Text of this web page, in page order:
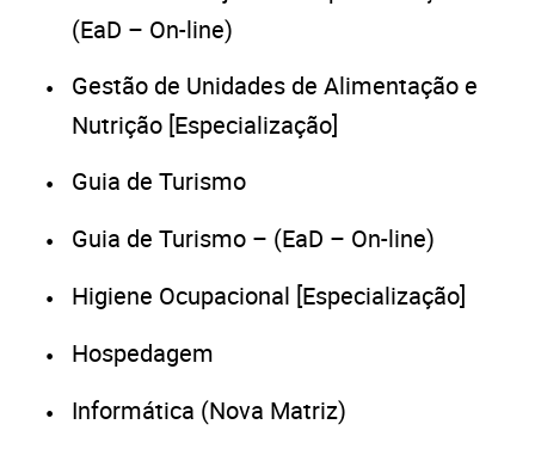
(EaD – On-line)
Gestão de Unidades de Alimentação e
Nutrição [Especialização]
Guia de Turismo
Guia de Turismo – (EaD – On-line)
Higiene Ocupacional [Especialização]
Hospedagem
Informática (Nova Matriz)